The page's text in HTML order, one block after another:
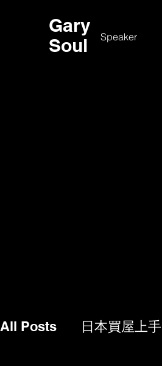
Gary
Soul
Speaker
All Posts 日本買屋上手